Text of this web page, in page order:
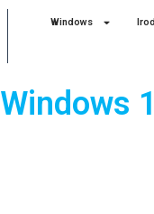
Windows
Windows